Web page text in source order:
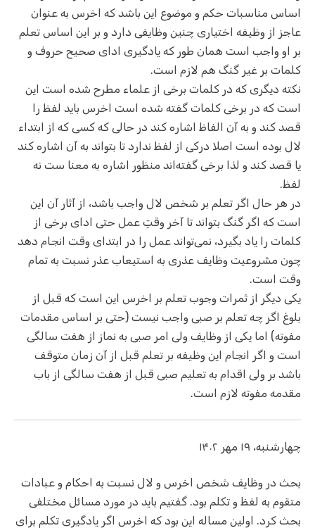
اساس مناسبات حکم و موضوع این باشد که اخرس به عنوان
عاجز از وظیفه اختیاری چنین وظایفی دارد و بر این اساس تعلم
بر او واجب است همان طور که یادگیری ادای صحیح حروف و
کلمات بر غیر گنگ هم لازم است.
نکته دیگری که در کلمات برخی از علماء مطرح شده است این
است که در برخی کلمات گفته شده است اخرس باید لفظ را
قصد کند و به آن الفاظ اشاره کند در حالی که کسی که از ابتداء
لال بوده است اصلا درکی از لفظ ندارد تا بتواند به آن اشاره کند
یا قصد کند و لذا برخی گفته‌اند منظور اشاره به معنا ست نه
لفظ.
در هر حال اگر تعلم بر شخص لال واجب باشد، از آثار آن این
است که اگر گنگ بتواند تا آخر وقتِ عمل حتی ادای برخی از
کلمات را یاد بگیرد، نمی‌تواند عمل را در ابتدای وقت انجام دهد
چون مشروعیت وظایف عذری به استیعاب عذر نسبت به تمام
وقت است.
یکی دیگر از ثمرات وجوب تعلم بر اخرس این است که قبل از
بلوغ اگر چه تعلم بر صبی واجب نیست (حتی بر اساس مقدمات
مفوته) اما یکی از وظایف ولی امر صبی به نماز از هفت سالگی
است و اگر انجام این وظیفه بر تعلم قبل از آن زمان متوقف
باشد بر ولی اقدام به تعلیم صبی قبل از هفت سالگی از باب
مقدمه مفوته لازم است.
چهارشنبه، ۱۹ مهر ۱۴۰۲
بحث در وظایف شخص اخرس و لال نسبت به احکام و عبادات
متقوم به لفظ و تکلم بود. گفتیم باید در مورد مسائل مختلفی
بحث کرد. اولین مساله این بود که اخرس اگر یادگیری تکلم برای